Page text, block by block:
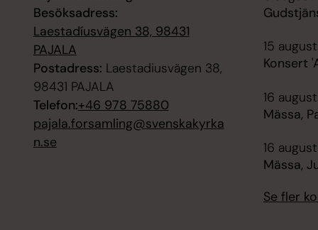
Besöksadress:
Laestadíusvägen 38, 98431
PAJALA
Postadress: Laestadiusvägen 38,
98431 PAJALA
Telefon:+46 978 75880
pajala.forsamling@svenskakyrka
n.se
15
Konsert
16
Mässa,
16
Mässa,
Se fler